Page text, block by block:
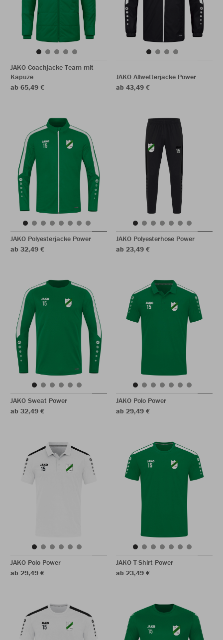
JAKO Coachjacke Team mit
Kapuze
ab 65,49 €
JAKO Allwetterjacke Power
ab 43,49 €
JAKO Polyesterjacke Power
ab 32,49 €
JAKO Polyesterhose Power
ab 23,49 €
JAKO Sweat Power
ab 32,49 €
JAKO Polo Power
ab 29,49 €
JAKO Polo Power
ab 29,49 €
JAKO T-Shirt Power
ab 23,49 €